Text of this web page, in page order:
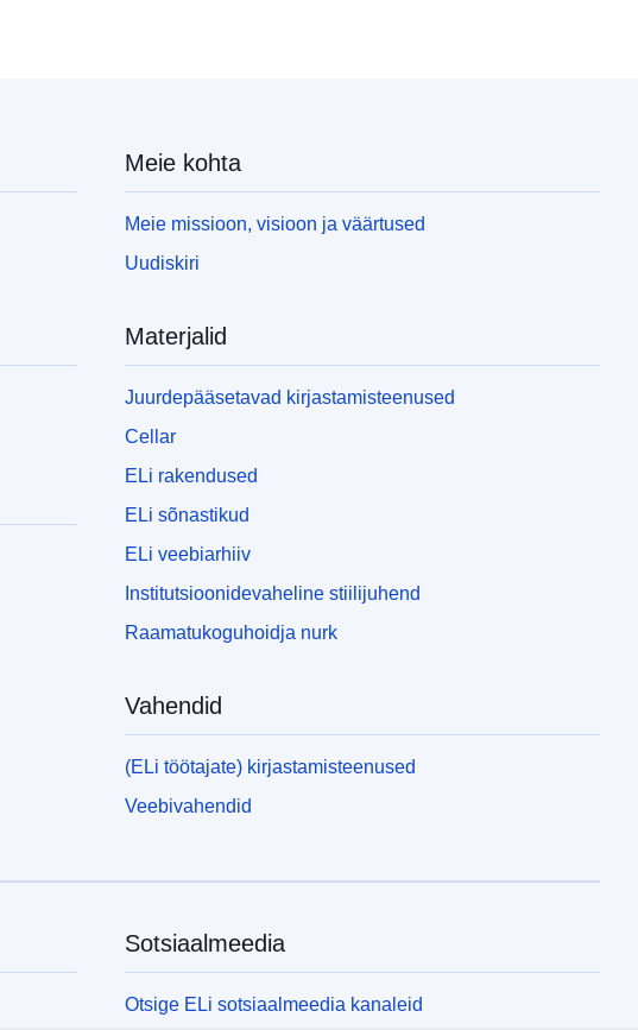
Meie kohta
Meie missioon, visioon ja väärtused
Uudiskiri
Materjalid
Juurdepääsetavad kirjastamisteenused
Cellar
ELi rakendused
ELi sõnastikud
ELi veebiarhiiv
Institutsioonidevaheline stiilijuhend
Raamatukoguhoidja nurk
Vahendid
(ELi töötajate) kirjastamisteenused
Veebivahendid
Sotsiaalmeedia
Otsige ELi sotsiaalmeedia kanaleid